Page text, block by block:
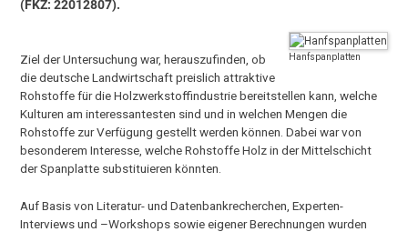
(FKZ: 22012807).
Hanfspanplatten
Ziel der Untersuchung war, herauszufinden, ob
die deutsche Landwirtschaft preislich attraktive
Rohstoffe für die Holzwerkstoffindustrie bereitstellen kann, welche
Kulturen am interessantesten sind und in welchen Mengen die
Rohstoffe zur Verfügung gestellt werden können. Dabei war von
besonderem Interesse, welche Rohstoffe Holz in der Mittelschicht
der Spanplatte substituieren könnten.
Auf Basis von Literatur- und Datenbankrecherchen, Experten-
Interviews und –Workshops sowie eigener Berechnungen wurden